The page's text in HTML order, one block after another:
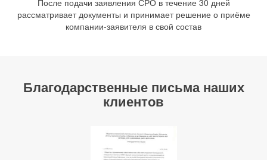
рассматривает документы и принимает решение о приёме
компании-заявителя в свой состав
Благодарственные письма наших
клиентов